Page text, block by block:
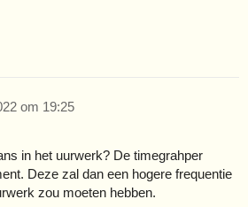
om 19:25
in het uurwerk? De timegrahper
Deze zal dan een hogere frequentie
zou moeten hebben.